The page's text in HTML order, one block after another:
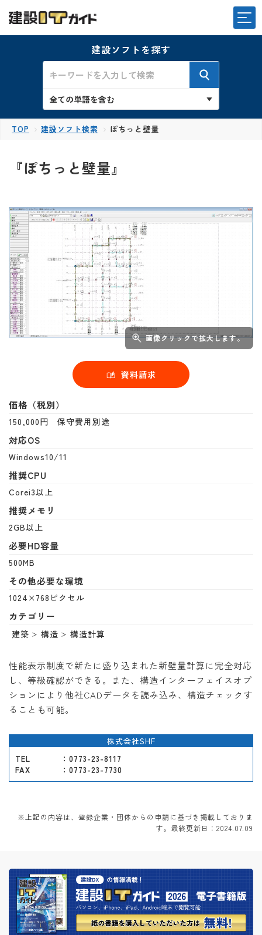
建設ソフトを探す
TOP 建設ソフト検索 ぽちっと壁量
『ぽちっと壁量』
画像クリックで拡大します。
資料請求
価格（税別）
150,000円 保守費用別途
対応OS
Windows10/11
推奨CPU
Corei3以上
推奨メモリ
2GB以上
必要HD容量
500MB
その他必要な環境
1024×768ピクセル
カテゴリー
建築 構造 構造計算
性能表示制度で新たに盛り込まれた新壁量計算に完全対応
し、等級確認ができる。また、構造インターフェイスオプ
ションにより他社CADデータを読み込み、構造チェックす
ることも可能。
株式会社SHF
TEL
：0773-23-8117
FAX
：0773-23-7730
※上記の内容は、登録企業・団体からの申請に基づき掲載しておりま
す。最終更新日：2024.07.09